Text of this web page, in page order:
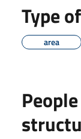
Type
area